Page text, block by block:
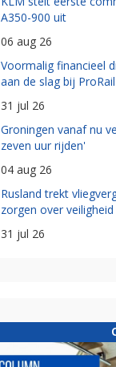
A350-900 uit
06 aug 26
Voormalig financieel
aan de slag bij ProRail
31 jul 26
Groningen vanaf nu
zeven uur rijden'
04 aug 26
Rusland trekt
zorgen over veiligheid
31 jul 26